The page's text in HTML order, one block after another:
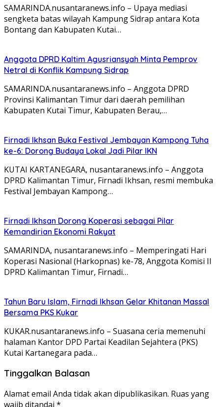
SAMARINDA.nusantaranews.info – Upaya mediasi
sengketa batas wilayah Kampung Sidrap antara Kota
Bontang dan Kabupaten Kutai…
Anggota DPRD Kaltim Agusriansyah Minta Pemprov
Netral di Konflik Kampung Sidrap
SAMARINDA.nusantaranews.info – Anggota DPRD
Provinsi Kalimantan Timur dari daerah pemilihan
Kabupaten Kutai Timur, Kabupaten Berau,…
Firnadi Ikhsan Buka Festival Jembayan Kampong Tuha
ke-6: Dorong Budaya Lokal Jadi Pilar IKN
KUTAI KARTANEGARA, nusantaranews.info – Anggota
DPRD Kalimantan Timur, Firnadi Ikhsan, resmi membuka
Festival Jembayan Kampong…
Firnadi Ikhsan Dorong Koperasi sebagai Pilar
Kemandirian Ekonomi Rakyat
SAMARINDA, nusantaranews.info – Memperingati Hari
Koperasi Nasional (Harkopnas) ke-78, Anggota Komisi II
DPRD Kalimantan Timur, Firnadi…
Tahun Baru Islam, Firnadi Ikhsan Gelar Khitanan Massal
Bersama PKS Kukar
KUKAR.nusantaranews.info – Suasana ceria memenuhi
halaman Kantor DPD Partai Keadilan Sejahtera (PKS)
Kutai Kartanegara pada…
Tinggalkan Balasan
Alamat email Anda tidak akan dipublikasikan. Ruas yang
wajib ditandai *